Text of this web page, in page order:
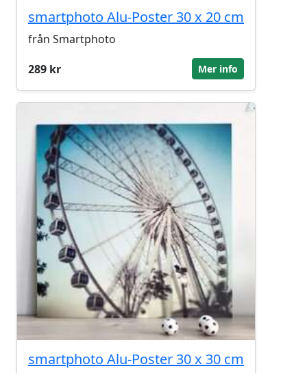
smartphoto Alu-Poster 30 x 20 cm
från Smartphoto
289 kr
Mer info
smartphoto Alu-Poster 30 x 30 cm